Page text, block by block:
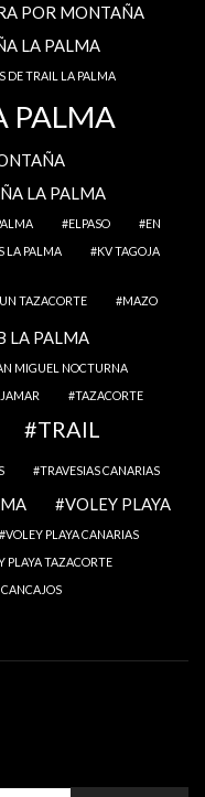
POR MONTAÑA
LA PALMA
DE TRAIL LA PALMA
PALMA
LA PALMA
ELPASO
EN
LA PALMA KV TAGOJA
TAZACORTE MAZO
LA PALMA
MIGUEL NOCTURNA
TAZACORTE
TRAIL
TRAVESIAS CANARIAS
VOLEY PLAYA
VOLEY PLAYA CANARIAS
PLAYA TAZACORTE